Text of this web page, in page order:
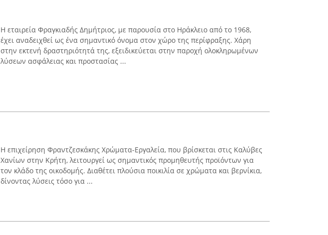
Η εταιρεία Φραγκιαδής Δημήτριος, με παρουσία στο Ηράκλειο από το 1968,
έχει αναδειχθεί ως ένα σημαντικό όνομα στον χώρο της περίφραξης. Χάρη
στην εκτενή δραστηριότητά της, εξειδικεύεται στην παροχή ολοκληρωμένων
λύσεων ασφάλειας και προστασίας ...
Η επιχείρηση Φραντζεσκάκης Χρώματα-Εργαλεία, που βρίσκεται στις Καλύβες
Χανίων στην Κρήτη, λειτουργεί ως σημαντικός προμηθευτής προϊόντων για
τον κλάδο της οικοδομής. Διαθέτει πλούσια ποικιλία σε χρώματα και βερνίκια,
δίνοντας λύσεις τόσο για ...